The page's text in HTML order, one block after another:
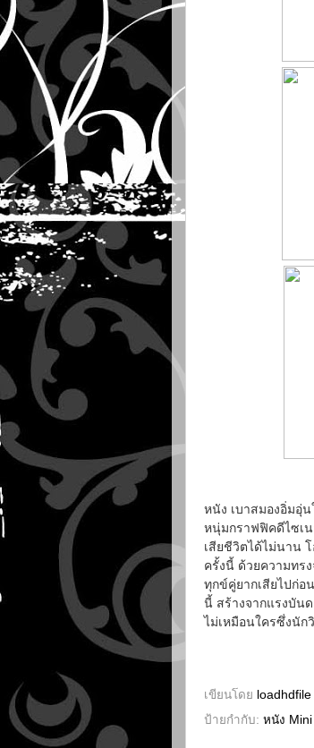
หนัง เบาสมองอิ่มอุ่
หนุ่มกราฟฟิคดีไซเน
เสียชีวิตได้ไม่นาน
ครั้งนี้ ด้วยความทรง
ทุกข์คู่ยากเสียไปก่อ
นี้ สร้างจากแรงบัน
ไม่เหมือนใครซึ่งนั
เขียนโดย loadhdfile
ป้ายกำกับ: หนัง Mini